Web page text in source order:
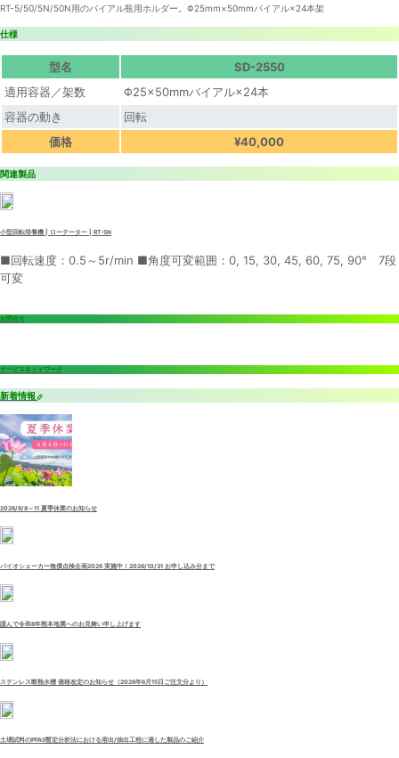
RT-5/50/5N/50N用のバイアル瓶用ホルダー。Φ25mm×50mmバイアル×24本架
仕様
型名
SD-2550
適用容器／架数
Φ25×50mmバイアル×24本
容器の動き
回転
価格
¥40,000
関連製品
小型回転培養機 | ローテーター | RT-5N
■回転速度：0.5～5r/min ■角度可変範囲：0, 15, 30, 45, 60, 75, 90° 7段
可変
お問合せ
サービスネットワーク
新着情報
2026/8/8～11 夏季休業のお知らせ
バイオシェーカー無償点検企画2026 実施中！2026/10/31 お申し込み分まで
謹んで令和8年熊本地震へのお見舞い申し上げます
ステンレス断熱水槽 価格改定のお知らせ（2026年6月15日ご注文分より）
土壌試料のPFAS暫定分析法における溶出/抽出工程に適した製品のご紹介